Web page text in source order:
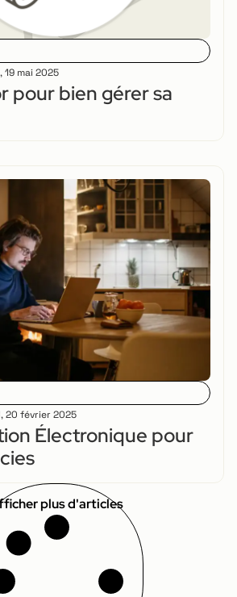
,19 mai 2025
pour bien gérer sa
,20 février 2025
Électronique pour
plus d'articles